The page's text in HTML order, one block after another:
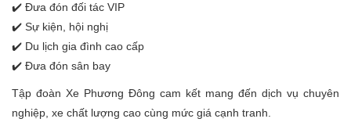
✔️ Đưa đón đối tác VIP
✔️ Sự kiện, hội nghị
✔️ Du lịch gia đình cao cấp
✔️ Đưa đón sân bay
Tập đoàn Xe Phương Đông cam kết mang đến dịch vụ chuyên
nghiệp, xe chất lượng cao cùng mức giá cạnh tranh.